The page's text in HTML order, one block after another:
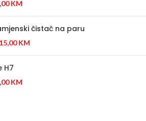
KM
čistač na paru
KM
H7
KM